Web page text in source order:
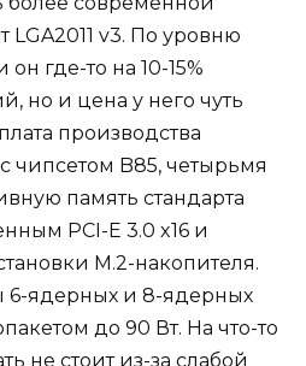
LGA2011 v3. По уровню
где-то на 10-15%
но и цена у него чуть
производства
чипсетом B85, четырьмя
память стандарта
PCI-E 3.0 x16 и
M.2-накопителя.
6-ядерных и 8-ядерных
до 90 Вт. На что-то
не стоит из-за слабой